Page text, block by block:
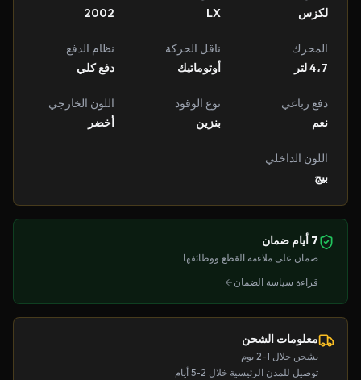
لكزس
LX
2002
المحرك
4،7 لتر
ناقل الحركة
أوتوماتيك
نظام الدفع
دفع كلي
دفع رباعي
نعم
نوع الوقود
بنزين
اللون الخارجي
أخضر
اللون الداخلي
بيج
7 أيام ضمان
ضمان على ملاءمة القطع ووظائفها.
قراءة سياسة الضمان
معلومات الشحن
يشحن خلال 1-2 يوم
توصيل للمدن الرئيسية خلال 2-5 أيام